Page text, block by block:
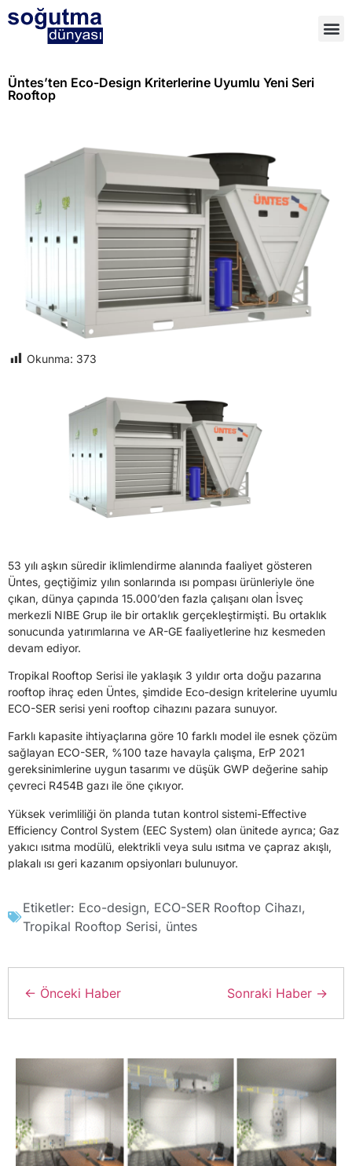
Üntes’ten Eco-Design Kriterlerine Uyumlu Yeni Seri
Rooftop
Okunma: 373
53 yılı aşkın süredir iklimlendirme alanında faaliyet gösteren
Üntes, geçtiğimiz yılın sonlarında ısı pompası ürünleriyle öne
çıkan, dünya çapında 15.000’den fazla çalışanı olan İsveç
merkezli NIBE Grup ile bir ortaklık gerçekleştirmişti. Bu ortaklık
sonucunda yatırımlarına ve AR-GE faaliyetlerine hız kesmeden
devam ediyor.
Tropikal Rooftop Serisi ile yaklaşık 3 yıldır orta doğu pazarına
rooftop ihraç eden Üntes, şimdide Eco-design kritelerine uyumlu
ECO-SER serisi yeni rooftop cihazını pazara sunuyor.
Farklı kapasite ihtiyaçlarına göre 10 farklı model ile esnek çözüm
sağlayan ECO-SER, %100 taze havayla çalışma, ErP 2021
gereksinimlerine uygun tasarımı ve düşük GWP değerine sahip
çevreci R454B gazı ile öne çıkıyor.
Yüksek verimliliği ön planda tutan kontrol sistemi-Effective
Efficiency Control System (EEC System) olan ünitede ayrıca; Gaz
yakıcı ısıtma modülü, elektrikli veya sulu ısıtma ve çapraz akışlı,
plakalı ısı geri kazanım opsiyonları bulunuyor.
Etiketler: Eco-design, ECO-SER Rooftop Cihazı,
Tropikal Rooftop Serisi, üntes
← Önceki Haber Sonraki Haber →